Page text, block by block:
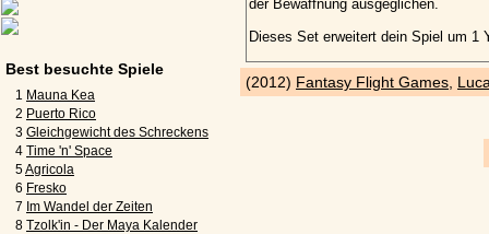
Best besuchte Spiele
1 Mauna Kea
2 Puerto Rico
3 Gleichgewicht des Schreckens
4 Time 'n' Space
5Agricola
6 Fresko
7 Im Wandel der Zeiten
8 Tzolk'in - Der Maya Kalender
(2012) Fantasy Flight Games